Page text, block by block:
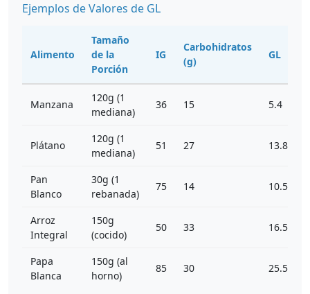
Ejemplos de Valores de GL
Alimento
Tamaño
de la
Porción
IG
Carbohidratos
(g)
GL
Manzana
120g (1
mediana)
36 15 5.4
Plátano
120g (1
mediana)
51 27 13.8
Pan
Blanco
30g (1
rebanada)
75 14 10.5
Arroz
Integral
150g
(cocido)
50 33 16.5
Papa
Blanca
150g (al
horno)
85 30 25.5